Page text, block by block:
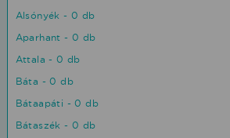
Alsónyék - 0 db
Aparhant - 0 db
Attala - 0 db
Báta - 0 db
Bátaapáti - 0 db
Bátaszék - 0 db